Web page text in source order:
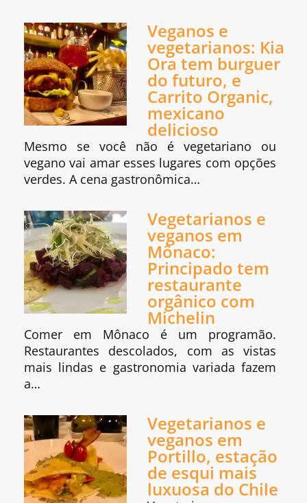
Veganos e
vegetarianos: Kia
Ora tem burguer
do futuro, e
Carrito Organic,
mexicano
delicioso
Mesmo se você não é vegetariano ou
vegano vai amar esses lugares com opções
verdes. A cena gastronômica…
Vegetarianos e
veganos em
Mônaco:
Principado tem
restaurante
orgânico com
Michelin
Comer em Mônaco é um programão.
Restaurantes descolados, com as vistas
mais lindas e gastronomia variada fazem
a…
Vegetarianos e
veganos em
Portillo, estação
de esqui mais
luxuosa do Chile